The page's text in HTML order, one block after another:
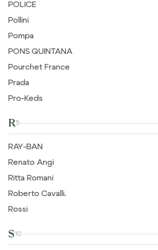
POLICE
Pollini
Pompa
PONS QUINTANA
Pourchet France
Prada
Pro-Keds
R5
RAY-BAN
Renato Angi
Ritta Romani
Roberto Cavalli.
Rossi
S10